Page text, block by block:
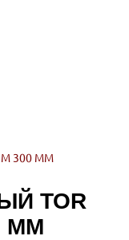
М 300 ММ
TOR
ММ